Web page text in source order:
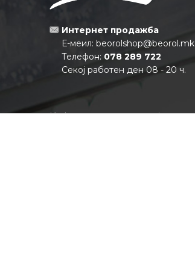
Интернет продажба
Е-меил: beorolshop@beorol.mk
Телефон: 078 289 722
Секој работен ден 08 - 20 ч.
Информации за компанијата: